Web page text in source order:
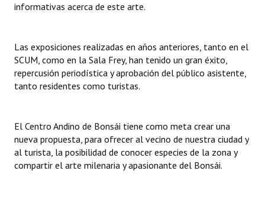
Datos Históricos
Audiencias Públicas - Registro
Mujeres que Dejaron Huellas - Registro
Ciudadano Ilustre - Registro
Banca del Vecino - Registro
informativas acerca de este arte.
Las exposiciones realizadas en años anteriores, tanto en el
SCUM, como en la Sala Frey, han tenido un gran éxito,
repercusión periodística y aprobación del público asistente,
tanto residentes como turistas.
El Centro Andino de Bonsái tiene como meta crear una
nueva propuesta, para ofrecer al vecino de nuestra ciudad y
al turista, la posibilidad de conocer especies de la zona y
compartir el arte milenaria y apasionante del Bonsái.